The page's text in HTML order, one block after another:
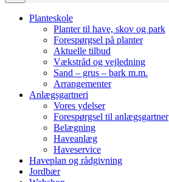
Planteskole
Planter til have, skov og park
Forespørgsel på planter
Aktuelle tilbud
Vækstråd og vejledning
Sand – grus – bark m.m.
Arrangementer
Anlægsgartneri
Vores ydelser
Forespørgsel til anlægsgartner
Belægning
Haveanlæg
Haveservice
Haveplan og rådgivning
Jordbær